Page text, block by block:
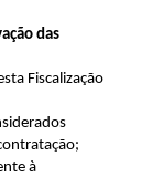
das
Fiscalização
à